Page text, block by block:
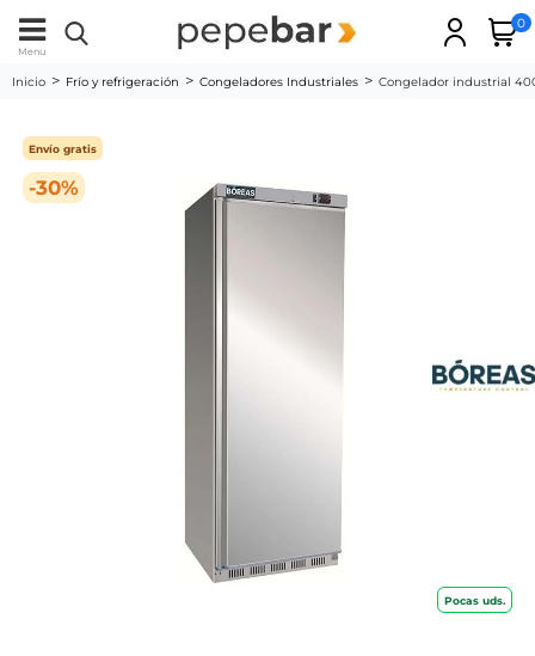
Menu
0
Inicio Frío y refrigeración Congeladores Industriales Congelador industrial
-30%
Pocas uds.
Envío gratis